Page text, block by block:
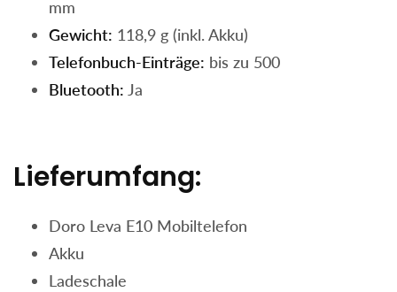
mm
Gewicht: 118,9 g (inkl. Akku)
Telefonbuch-Einträge: bis zu 500
Bluetooth: Ja
Lieferumfang:
Doro Leva E10 Mobiltelefon
Akku
Ladeschale